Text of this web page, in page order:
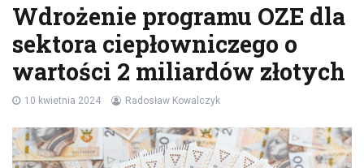
Wdrożenie programu OZE dla
sektora ciepłowniczego o
wartości 2 miliardów złotych
10 kwietnia 2024 Radosław Kowalczyk